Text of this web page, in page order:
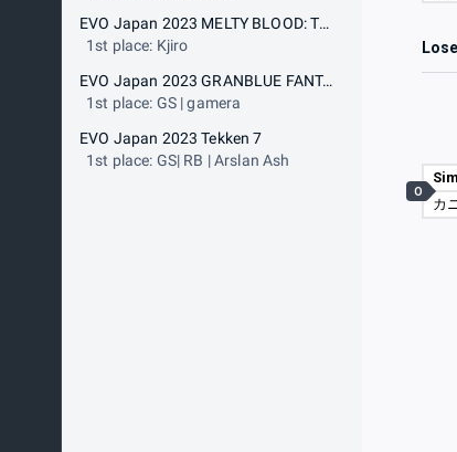
EVO Japan 2023 MELTY BLOOD: TYPE LUMINA
1st place: Kjiro
EVO Japan 2023 GRANBLUE FANTASY: Versus
1st place: GS | gamera
EVO Japan 2023 Tekken 7
1st place: GS| RB | Arslan Ash
カ
O